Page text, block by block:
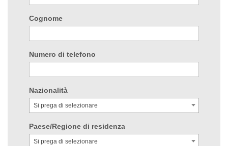
Cognome
Numero di telefono
Nazionalità
Si prega di selezionare
Paese/Regione di residenza
Si prega di selezionare